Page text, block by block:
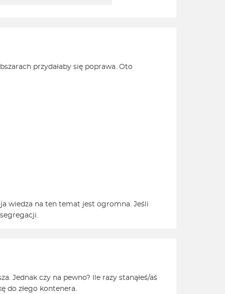
przydałaby się poprawa. Oto
wiedza na ten temat jest ogromna. Jeśli
Jednak czy na pewno? Ile razy stanąłeś/aś
do złego kontenera.